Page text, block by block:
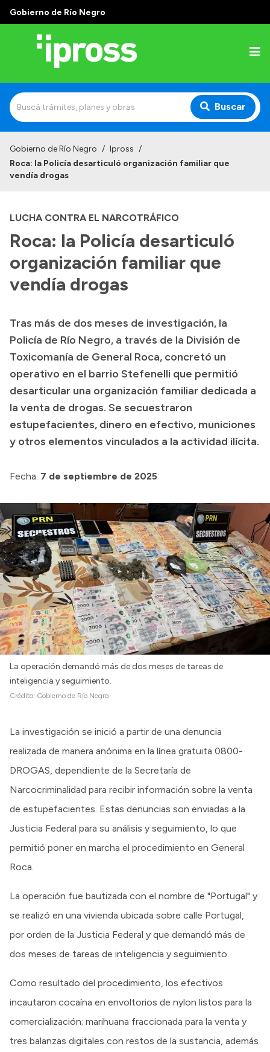
Gobierno de Río Negro
Buscar
Institucional
Autoridades
Delegaciones
Consultorios Propios
Presentación CV
Transparencia
Inversión en Salud
Licitaciones
Consulta de expedientes
Gobierno de Río Negro / Ipross /
Roca: la Policía desarticuló organización familiar que
vendía drogas
LUCHA CONTRA EL NARCOTRÁFICO
Roca: la Policía desarticuló
organización familiar que
vendía drogas
Tras más de dos meses de investigación, la
Policía de Río Negro, a través de la División de
Toxicomanía de General Roca, concretó un
operativo en el barrio Stefenelli que permitió
desarticular una organización familiar dedicada a
la venta de drogas. Se secuestraron
estupefacientes, dinero en efectivo, municiones
y otros elementos vinculados a la actividad ilícita.
Fecha: 7 de septiembre de 2025
La operación demandó más de dos meses de tareas de
inteligencia y seguimiento.
Crédito: Gobierno de Río Negro
La investigación se inició a partir de una denuncia
realizada de manera anónima en la línea gratuita 0800-
DROGAS, dependiente de la Secretaría de
Narcocriminalidad para recibir información sobre la venta
de estupefacientes. Estas denuncias son enviadas a la
Justicia Federal para su análisis y seguimiento, lo que
permitió poner en marcha el procedimiento en General
Roca.
La operación fue bautizada con el nombre de "Portugal" y
se realizó en una vivienda ubicada sobre calle Portugal,
por orden de la Justicia Federal y que demandó más de
dos meses de tareas de inteligencia y seguimiento.
Como resultado del procedimiento, los efectivos
incautaron cocaína en envoltorios de nylon listos para la
comercialización; marihuana fraccionada para la venta y
tres balanzas digitales con restos de la sustancia, además